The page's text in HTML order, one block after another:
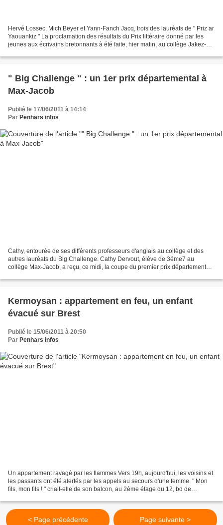
Hervé Lossec, Mich Beyer et Yann-Fanch Jacq, trois des lauréats de " Priz ar
Yaouankiz " La proclamation des résultats du Prix littéraire donné par les
jeunes aux écrivains bretonnants à été faite, hier matin, au collège Jakez-
" Big Challenge " : un 1er prix départemental à
Max-Jacob
Publié le 17/06/2011 à 14:14
Par Penhars infos
Cathy, entourée de ses différents professeurs d'anglais au collège et des
autres lauréats du Big Challenge. Cathy Dervout, élève de 3éme7 au
collège Max-Jacob, a reçu, ce midi, la coupe du premier prix départemental
Kermoysan : appartement en feu, un enfant
évacué sur Brest
Publié le 15/06/2011 à 20:50
Par Penhars infos
Un appartement ravagé par les flammes Vers 19h, aujourd'hui, les voisins et
les passants ont été alertés par les appels au secours d'une femme. " Mon
fils, mon fils ! " criait-elle de son balcon, au 2ème étage du 12, bd de
< Page précédente Page suivante >